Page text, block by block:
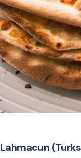
Lahmacun